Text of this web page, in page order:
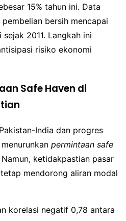
15% tahun ini. Data
bersih mencapai
2011. Langkah ini
risiko ekonomi
Safe Haven di
India dan progres
permintaan safe
ketidakpastian pasar
mendorong aliran modal
korelasi negatif 0,78 antara